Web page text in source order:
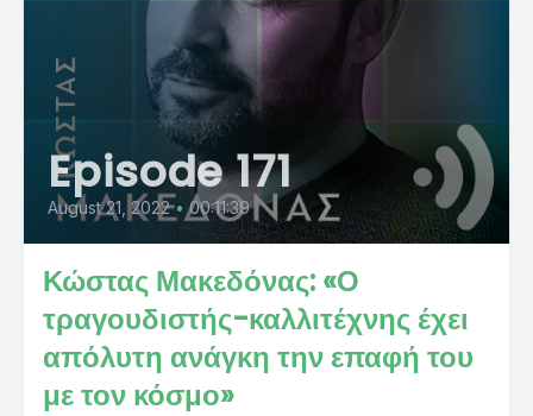
Episode 171
August 21, 2022 • 00:11:39
Κώστας Μακεδόνας: «Ο
τραγουδιστής-καλλιτέχνης έχει
απόλυτη ανάγκη την επαφή του
με τον κόσμο»